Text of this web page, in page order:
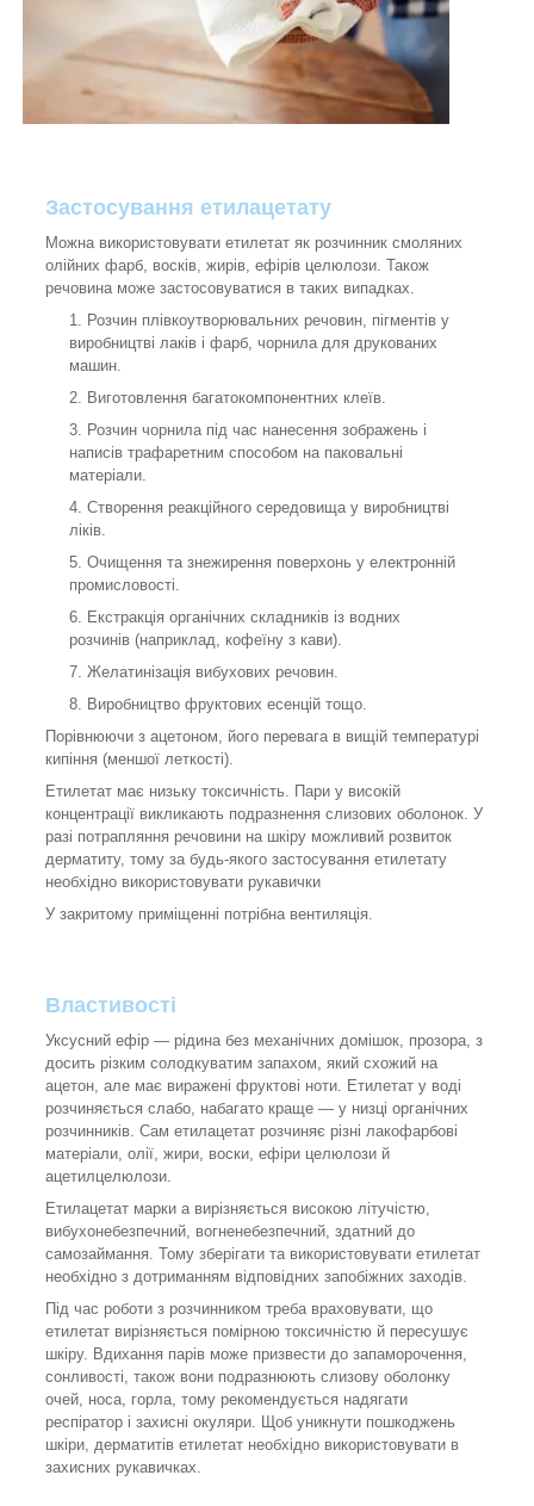
Застосування етилацетату
Можна використовувати етилетат як розчинник смоляних
олійних фарб, восків, жирів, ефірів целюлози. Також
речовина може застосовуватися в таких випадках.
Розчин плівкоутворювальних речовин, пігментів у
виробництві лаків і фарб, чорнила для друкованих
машин.
Виготовлення багатокомпонентних клеїв.
Розчин чорнила під час нанесення зображень і
написів трафаретним способом на паковальні
матеріали.
Створення реакційного середовища у виробництві
ліків.
Очищення та знежирення поверхонь у електронній
промисловості.
Екстракція органічних складників із водних
розчинів (наприклад, кофеїну з кави).
Желатинізація вибухових речовин.
Виробництво фруктових есенцій тощо.
Порівнюючи з ацетоном, його перевага в вищій температурі
кипіння (меншої леткості).
Етилетат має низьку токсичність. Пари у високій
концентрації викликають подразнення слизових оболонок. У
разі потрапляння речовини на шкіру можливий розвиток
дерматиту, тому за будь-якого застосування етилетату
необхідно використовувати рукавички
У закритому приміщенні потрібна вентиляція.
Властивості
Уксусний ефір — рідина без механічних домішок, прозора, з
досить різким солодкуватим запахом, який схожий на
ацетон, але має виражені фруктові ноти. Етилетат у воді
розчиняється слабо, набагато краще — у низці органічних
розчинників. Сам етилацетат розчиняє різні лакофарбові
матеріали, олії, жири, воски, ефіри целюлози й
ацетилцелюлози.
Етилацетат марки а вирізняється високою літучістю,
вибухонебезпечний, вогненебезпечний, здатний до
самозаймання. Тому зберігати та використовувати етилетат
необхідно з дотриманням відповідних запобіжних заходів.
Під час роботи з розчинником треба враховувати, що
етилетат вирізняється помірною токсичністю й пересушує
шкіру. Вдихання парів може призвести до запаморочення,
сонливості, також вони подразнюють слизову оболонку
очей, носа, горла, тому рекомендується надягати
респіратор і захисні окуляри. Щоб уникнути пошкоджень
шкіри, дерматитів етилетат необхідно використовувати в
захисних рукавичках.